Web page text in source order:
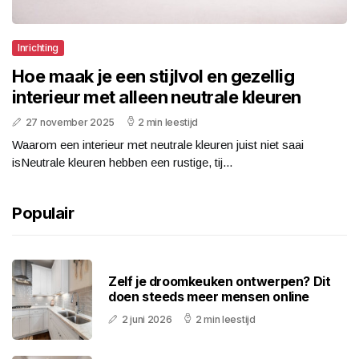
Inrichting
Hoe maak je een stijlvol en gezellig
interieur met alleen neutrale kleuren
27 november 2025 2 min leestijd
Waarom een interieur met neutrale kleuren juist niet saai
isNeutrale kleuren hebben een rustige, tij...
Populair
Zelf je droomkeuken ontwerpen? Dit
doen steeds meer mensen online
2 juni 2026 2 min leestijd